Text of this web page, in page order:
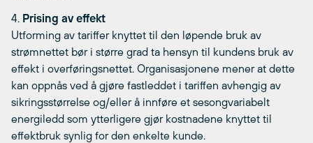
4. Prising av effekt
Utforming av tariffer knyttet til den løpende bruk av
strømnettet bør i større grad ta hensyn til kundens bruk av
effekt i overføringsnettet. Organisasjonene mener at dette
kan oppnås ved å gjøre fastleddet i tariffen avhengig av
sikringsstørrelse og/eller å innføre et sesongvariabelt
energiledd som ytterligere gjør kostnadene knyttet til
effektbruk synlig for den enkelte kunde.